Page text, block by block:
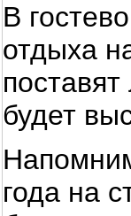
В
отдыха
будет
года на